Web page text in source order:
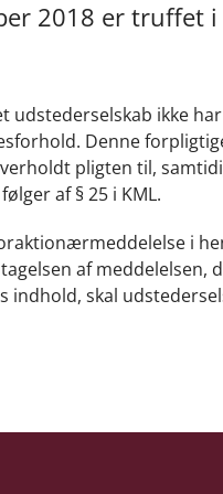
2018 er truffet
udstederselskab ikke
Denne
pligten til,
af § 25 i KML.
i
af meddelelsen,
indhold, skal